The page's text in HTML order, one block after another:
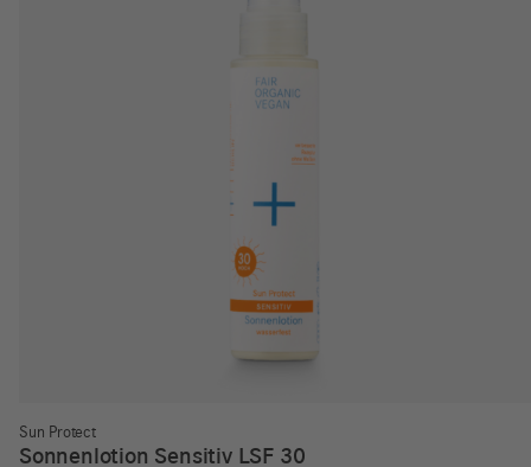
Sun Protect
Sonnenlotion Sensitiv LSF 30